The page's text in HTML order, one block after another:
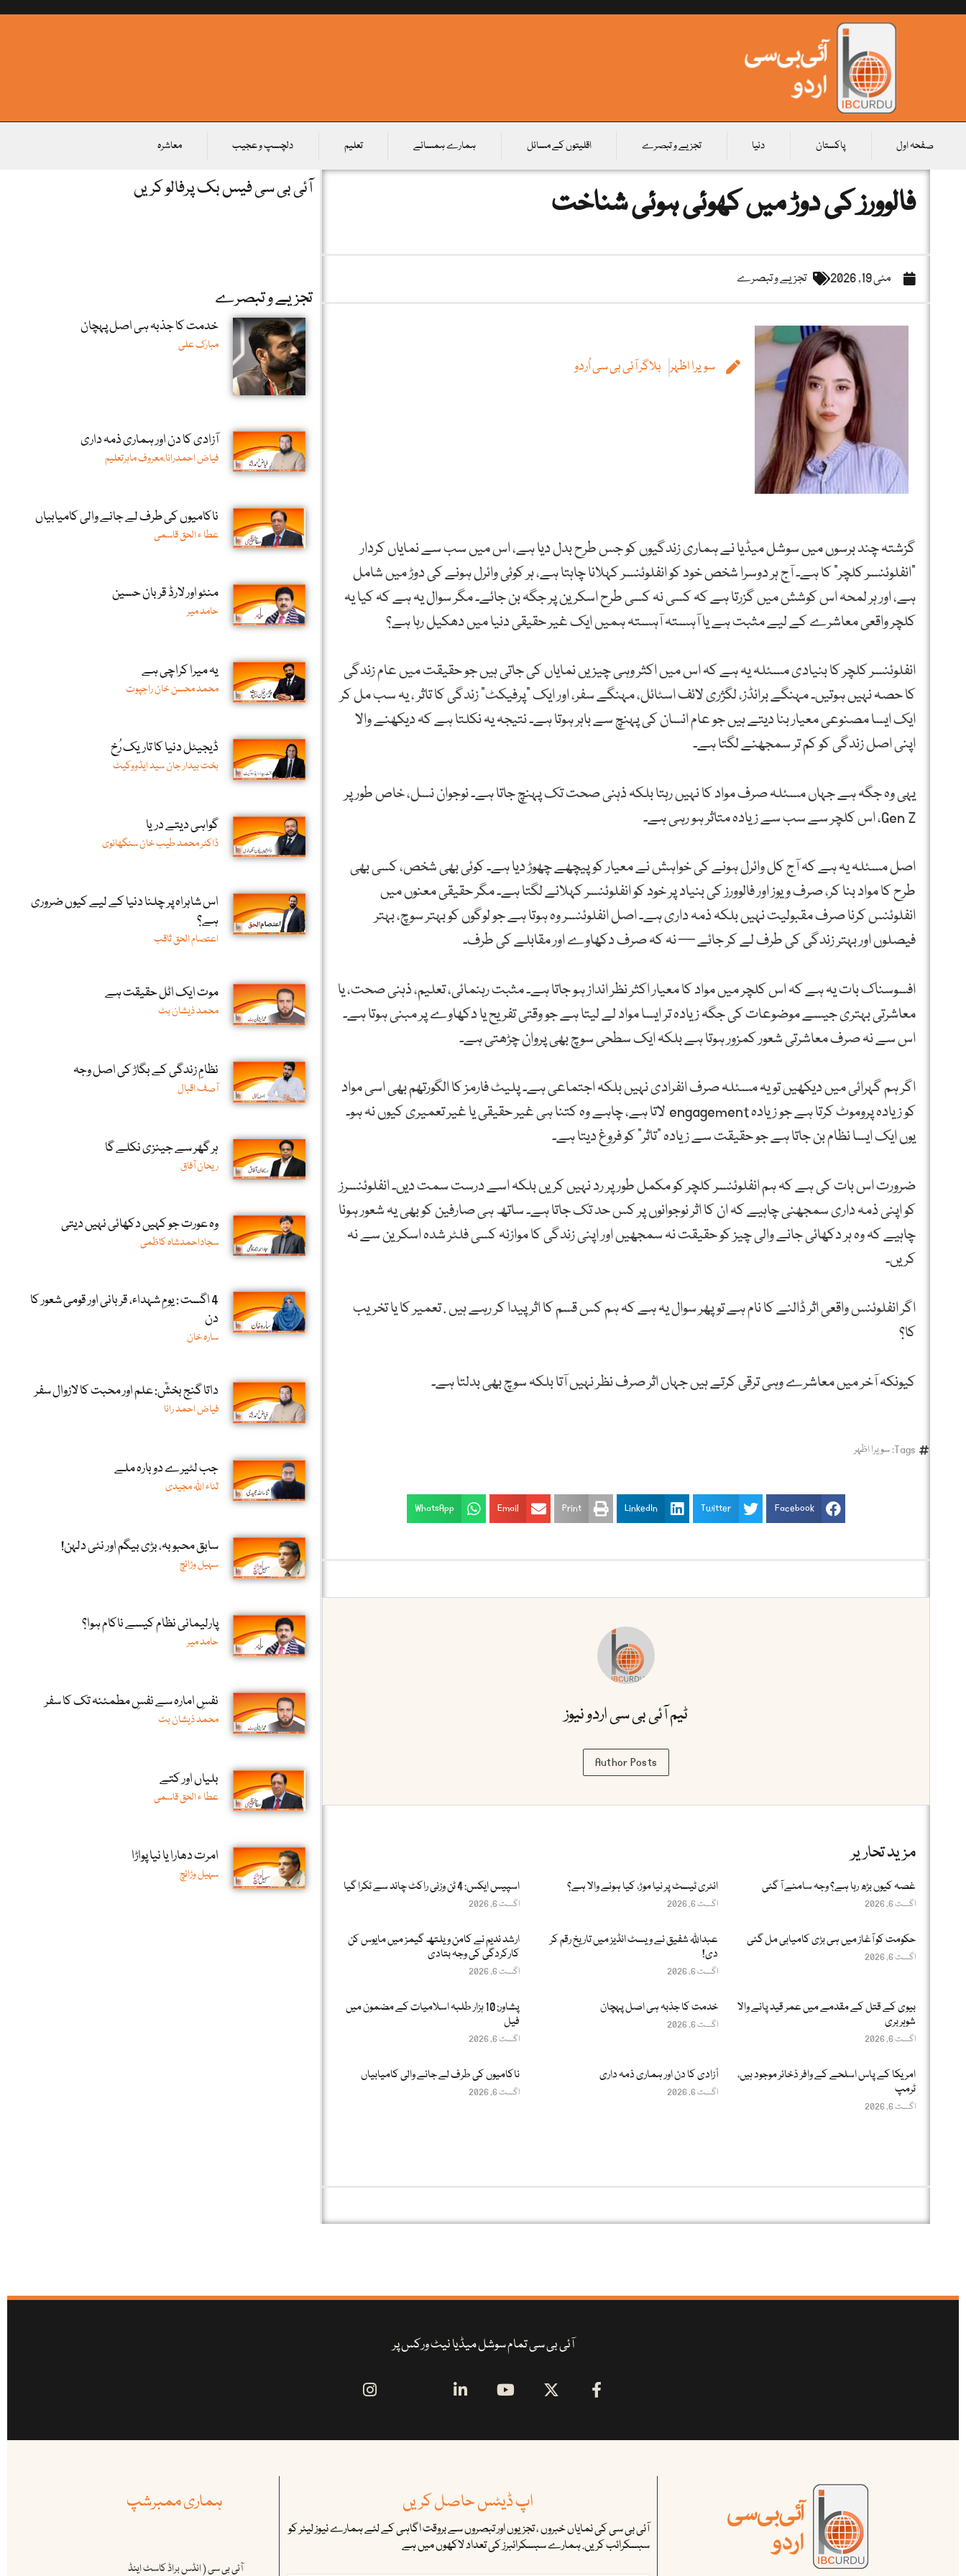
صفحہ اول پاکستان دنیا تجزیے و تبصرے اقلیتوں کے مسائل ہمارے ہمسائے تعلیم دلچسپ و عجیب معاشرہ
فالوورز کی دوڑ میں کھوئی ہوئی شناخت
مئی 19, 2026 تجزیے و تبصرے
سويرا اظہر بلاگر آئی بی سی اُردو
گزشتہ چند برسوں میں سوشل میڈیا نے ہماری زندگیوں کو جس طرح بدل دیا ہے، اس میں سب سے نمایاں کردار
“انفلوئنسر کلچر” کا ہے۔ آج ہر دوسرا شخص خود کو انفلوئنسر کہلانا چاہتا ہے، ہر کوئی وائرل ہونے کی دوڑ میں شامل
ہے، اور ہر لمحہ اس کوشش میں گزرتا ہے کہ کسی نہ کسی طرح اسکرین پر جگہ بن جائے۔ مگر سوال یہ ہے کہ کیا یہ
کلچر واقعی معاشرے کے لیے مثبت ہے یا آہستہ آہستہ ہمیں ایک غیر حقیقی دنیا میں دھکیل رہا ہے؟
انفلوئنسر کلچر کا بنیادی مسئلہ یہ ہے کہ اس میں اکثر وہی چیزیں نمایاں کی جاتی ہیں جو حقیقت میں عام زندگی
کا حصہ نہیں ہوتیں۔ مہنگے برانڈز، لگژری لائف اسٹائل، مہنگے سفر، اور ایک “پرفیکٹ” زندگی کا تاثر ، یہ سب مل کر
ایک ایسا مصنوعی معیار بنا دیتے ہیں جو عام انسان کی پہنچ سے باہر ہوتا ہے۔ نتیجہ یہ نکلتا ہے کہ دیکھنے والا
اپنی اصل زندگی کو کم تر سمجھنے لگتا ہے۔
یہی وہ جگہ ہے جہاں مسئلہ صرف مواد کا نہیں رہتا بلکہ ذہنی صحت تک پہنچ جاتا ہے۔ نوجوان نسل، خاص طور پر
Gen Z، اس کلچر سے سب سے زیادہ متاثر ہو رہی ہے۔
اصل مسئلہ یہ ہے کہ آج کل وائرل ہونے کی خواہش نے معیار کو پیچھے چھوڑ دیا ہے۔ کوئی بھی شخص، کسی بھی
طرح کا مواد بنا کر، صرف ویوز اور فالوورز کی بنیاد پر خود کو انفلوئنسر کہلانے لگتا ہے۔ مگر حقیقی معنوں میں
انفلوئنس کرنا صرف مقبولیت نہیں بلکہ ذمہ داری ہے۔ اصل انفلوئنسر وہ ہوتا ہے جو لوگوں کو بہتر سوچ، بہتر
فیصلوں اور بہتر زندگی کی طرف لے کر جائے — نہ کہ صرف دکھاوے اور مقابلے کی طرف۔
افسوسناک بات یہ ہے کہ اس کلچر میں مواد کا معیار اکثر نظر انداز ہو جاتا ہے۔ مثبت رہنمائی، تعلیم، ذہنی صحت، یا
معاشرتی بہتری جیسے موضوعات کی جگہ زیادہ تر ایسا مواد لے لیتا ہے جو وقتی تفریح یا دکھاوے پر مبنی ہوتا ہے۔
اس سے نہ صرف معاشرتی شعور کمزور ہوتا ہے بلکہ ایک سطحی سوچ بھی پروان چڑھتی ہے۔
اگر ہم گہرائی میں دیکھیں تو یہ مسئلہ صرف انفرادی نہیں بلکہ اجتماعی ہے۔ پلیٹ فارمز کا الگورتھم بھی اسی مواد
کو زیادہ پروموٹ کرتا ہے جو زیادہ engagement لاتا ہے، چاہے وہ کتنا ہی غیر حقیقی یا غیر تعمیری کیوں نہ ہو۔
یوں ایک ایسا نظام بن جاتا ہے جو حقیقت سے زیادہ “تاثر” کو فروغ دیتا ہے۔
ضرورت اس بات کی ہے کہ ہم انفلوئنسر کلچر کو مکمل طور پر رد نہیں کریں بلکہ اسے درست سمت دیں۔ انفلوئنسرز
کو اپنی ذمہ داری سمجھنی چاہیے کہ ان کا اثر نوجوانوں پر کس حد تک جاتا ہے۔ ساتھ ہی صارفین کو بھی یہ شعور ہونا
چاہیے کہ وہ ہر دکھائی جانے والی چیز کو حقیقت نہ سمجھیں اور اپنی زندگی کا موازنہ کسی فلٹر شدہ اسکرین سے نہ
کریں۔
اگر انفلوئنس واقعی اثر ڈالنے کا نام ہے تو پھر سوال یہ ہے کہ ہم کس قسم کا اثر پیدا کر رہے ہیں . تعمیر کا یا تخریب
کا؟
کیونکہ آخر میں معاشرے وہی ترقی کرتے ہیں جہاں اثر صرف نظر نہیں آتا بلکہ سوچ بھی بدلتا ہے۔
Tags: سويرا اظہر
Facebook
Twitter
LinkedIn
Print
Email
WhatsApp
ٹیم آئی بی سی اردو نیوز
Author Posts
مزید تحاریر
غصہ کیوں بڑھ رہا ہے؟ وجہ سامنے آ گئی
اگست 6, 2026
انٹری ٹیسٹ پر نیا موڑ، کیا ہونے والا ہے؟
اگست 6, 2026
اسپیس ایکس: 4 ٹن وزنی راکٹ چاند سے ٹکرا گیا
اگست 6, 2026
حکومت کو آغاز میں ہی بڑی کامیابی مل گئی
اگست 6, 2026
عبداللّٰہ شفیق نے ویسٹ انڈیز میں تاریخ رقم کر
دی!
اگست 6, 2026
ارشد ندیم نے کامن ویلتھ گیمز میں مایوس کن
کارکردگی کی وجہ بتادی
اگست 6, 2026
بیوی کے قتل کے مقدمے میں عمر قید پانے والا
شوہر بری
اگست 6, 2026
خدمت کا جذبہ ہی اصل پہچان
اگست 6, 2026
پشاور: 10 ہزار طلبہ اسلامیات کے مضمون میں
فیل
اگست 6, 2026
امریکا کے پاس اسلحے کے وافر ذخائر موجود ہیں،
ٹرمپ
اگست 6, 2026
آزادی کا دن اور ہماری ذمہ داری
اگست 6, 2026
ناکامیوں کی طرف لے جانے والی کامیابیاں
اگست 6, 2026
آئی بی سی فیس بک پرفالو کریں
تجزیے و تبصرے
خدمت کا جذبہ ہی اصل پہچان
مبارک علی
آزادی کا دن اور ہماری ذمہ داری
فیاض احمدرانا،معروف ماہرتعلیم
ناکامیوں کی طرف لے جانے والی کامیابیاں
عطا ء الحق قاسمی
منٹو اور لارڈ قربان حسین
حامد میر
یہ میرا کراچی ہے
محمد محسن خان راجپوت
ڈیجیٹل دنیا کا تاریک رُخ
بخت بیدار جان سید ایڈووکیٹ
گواہی دیتے دریا
ڈاکٹر محمد طیب خان سنگھانوی
اس شاہراہ پر چلنا دنیا کے لیے کیوں ضروری
ہے؟
اعتصام الحق ثاقب
موت ایک اٹل حقیقت ہے
محمد ذیشان بٹ
نظامِ زندگی کے بگاڑ کی اصل وجہ
آصف اقبال
ہر گھر سے جینزی نکلے گا
ریحان آفاق
وہ عورت جو کہیں دکھائی نہیں دیتی
سجاداحمدشاہ کاظمی
4 اگست : یومِ شہداء، قربانی اور قومی شعور کا
دن
سارہ خان
داتا گنج بخشؒ: علم اور محبت کا لازوال سفر
فیاض احمد رانا
جب لٹیرے دوبارہ ملے
ثناء اللّٰہ مجیدی
سابق محبوبہ، بڑی بیگم اور نئی دلہن!
سہیل وڑائچ
پارلیمانی نظام کیسے ناکام ہوا؟
حامد میر
نفسِ امارہ سے نفسِ مطمئنہ تک کا سفر
محمد ذیشان بٹ
بلیاں اور کتے
عطا ء الحق قاسمی
امرت دھارا یا نیا پواڑا
سہیل وڑائچ
آئی بی سی تمام سوشل میڈیا نیٹ ورکس پر
اپ ڈیٹس حاصل کریں
آئی بی سی کی نمایاں خبروں ، تجزیوں اور تبصروں سے بروقت اگاہی کے لئے ہمارے نیوز لیٹر کو
سبسکرائب کریں. ہمارے سبسکرائبرز کی تعداد لاکھوں میں ہے
ہماری ممبرشپ
آئی بی سی ( انڈس براڈ کاسٹ اینڈ